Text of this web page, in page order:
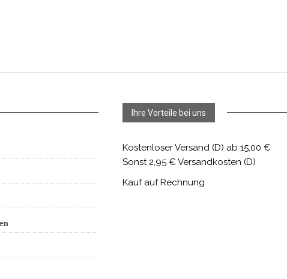
Ihre Vorteile bei uns
Kostenloser Versand (D) ab 15,00 €
Sonst 2,95 € Versandkosten (D)
Kauf auf Rechnung